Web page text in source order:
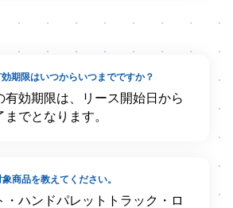
期限はいつからいつまでですか？
有効期限は、リース開始日から
でとなります。
商品を教えてください。
・ハンドパレットトラック・ロ